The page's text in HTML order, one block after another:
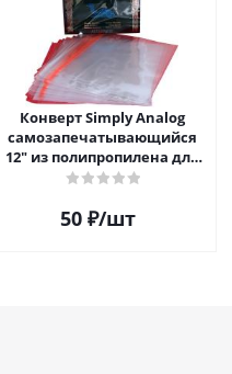
Конверт Simply Analog
самозапечатывающийся
12" из полипропилена для
пластинок
50 ₽/шт